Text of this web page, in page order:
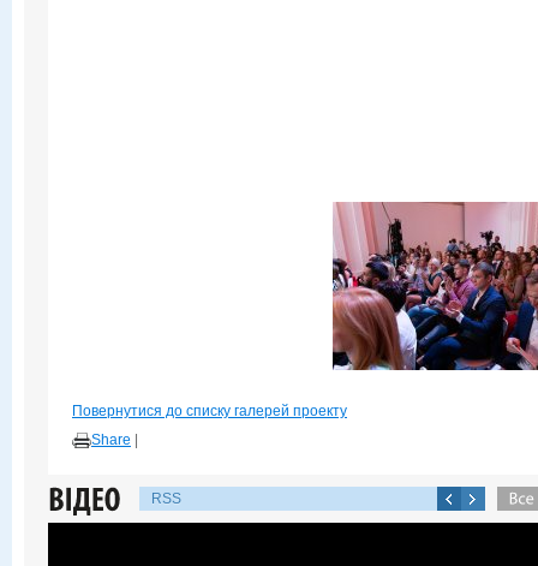
Повернутися до списку галерей проекту
Share
RSS